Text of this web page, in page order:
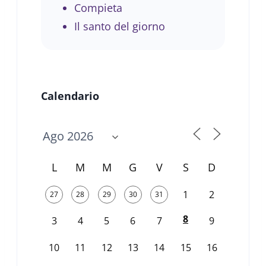
Compieta
Il santo del giorno
Calendario
L M M G V S D
27 28 29 30 31 1 2
3 4 5 6 7 8 9
10 11 12 13 14 15 16